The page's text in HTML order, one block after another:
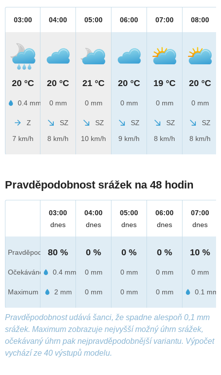
03:00
20 °C
0.4 mm
Z
7 km/h
04:00
20 °C
0 mm
SZ
8 km/h
05:00
21 °C
0 mm
SZ
10 km/h
06:00
20 °C
0 mm
SZ
9 km/h
07:00
19 °C
0 mm
SZ
8 km/h
08:00
20 °C
0 mm
SZ
8 km/h
Pravděpodobnost srážek na 48 hodin
Pravděpod.
Očekáváno
Maximum
03:00
dnes
80 %
0.4 mm
2 mm
04:00
dnes
0 %
0 mm
0 mm
05:00
dnes
0 %
0 mm
0 mm
06:00
dnes
0 %
0 mm
0 mm
07:00
dnes
10 %
0 mm
0.1 mm
Pravděpodobnost udává šanci, že spadne alespoň 0,1 mm
srážek. Maximum zobrazuje nejvyšší možný úhrn srážek,
očekávaný úhrn pak nejpravděpodobnější variantu. Výpočet
vychází ze 40 výstupů modelu.